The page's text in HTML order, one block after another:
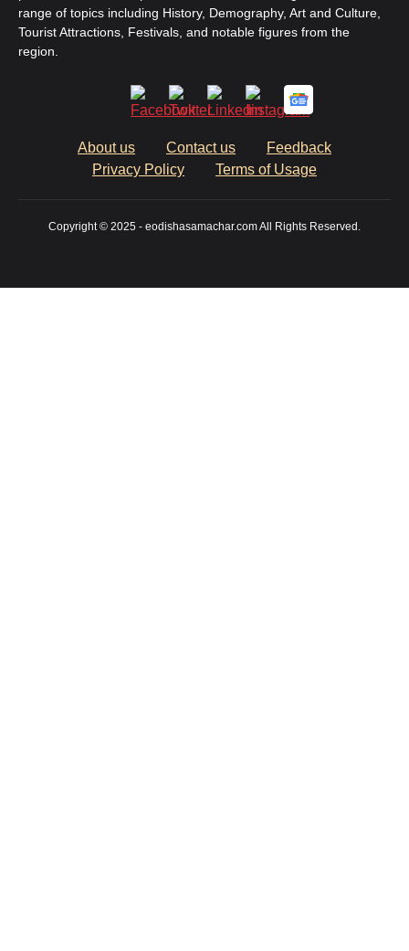
range of topics including History, Demography, Art and Culture,
Tourist Attractions, Festivals, and notable figures from the
region.
About us Contact us
Feedback
Privacy Policy
Terms of Usage
Copyright © 2025 - eodishasamachar.com All Rights Reserved.